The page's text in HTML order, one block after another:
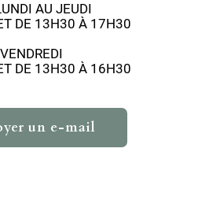
AU JEUDI
DE 13H30 À 17H30
VENDREDI
DE 13H30 À 16H30
un e-mail